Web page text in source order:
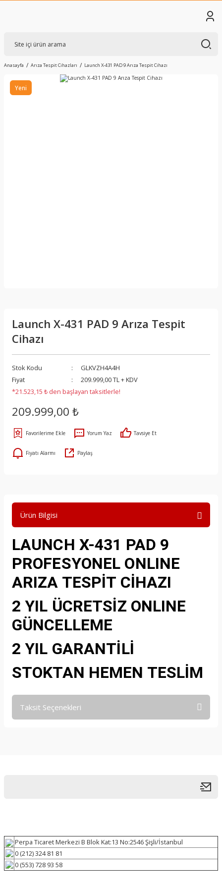
Anasayfa Arıza Tespit Cihazları Launch X-431 PAD 9 Arıza Tespit Cihazı
Yeni
Launch X-431 PAD 9 Arıza Tespit
Cihazı
Stok Kodu
GLKVZH4A4H
Fiyat
209.999,00 TL + KDV
*21.523,15 ₺ den başlayan taksitlerle!
209.999,00 ₺
Yorum Yaz Tavsiye Et
Fiyatı Alarmı Paylaş
Ürün Bilgisi
LAUNCH X-431 PAD 9
PROFESYONEL ONLINE
ARIZA TESPİT CİHAZI
2 YIL ÜCRETSİZ ONLINE
GÜNCELLEME
2 YIL GARANTİLİ
STOKTAN HEMEN TESLİM
Taksit Seçenekleri
Perpa Ticaret Merkezi B Blok Kat:13 No:2546 Şişli/İstanbul
0 (212) 324 81 81
0 (553) 728 93 58